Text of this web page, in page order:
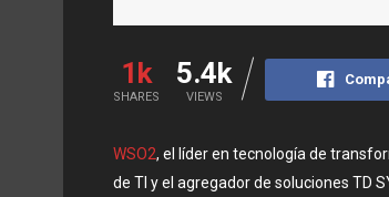
1k
SHARES
5.4k
VIEWS
WSO2, el líder en tecnología de
de TI y el agregador de soluciones TD